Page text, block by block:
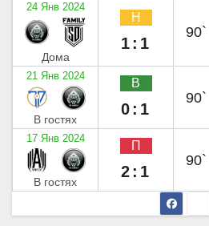
24 Янв 2024
Дома
Н
1:1
90`
21 Янв 2024
В гостях
В
0:1
90`
17 Янв 2024
В гостях
П
2:1
90`